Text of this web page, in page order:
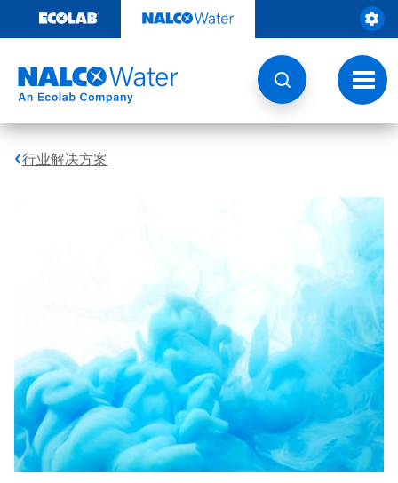
至
切
换
导
航
行业解决方案